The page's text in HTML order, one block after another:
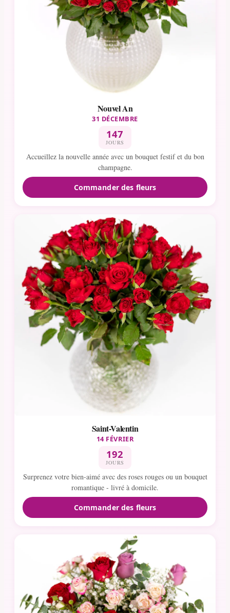
Nouvel An
31 DÉCEMBRE
147
JOURS
Accueillez la nouvelle année avec un bouquet festif et du bon
champagne.
Commander des fleurs
Saint-Valentin
14 FÉVRIER
192
JOURS
Surprenez votre bien-aimé avec des roses rouges ou un bouquet
romantique - livré à domicile.
Commander des fleurs